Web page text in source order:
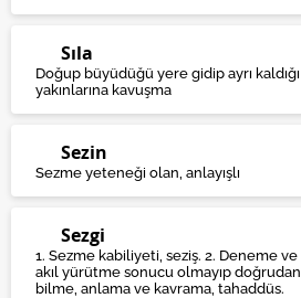
Sıla
Doğup büyüdüğü yere gidip ayrı kaldığı
yakınlarına kavuşma
Sezin
Sezme yeteneği olan, anlayışlı
Sezgi
1. Sezme kabiliyeti, seziş. 2. Deneme ve
akıl yürütme sonucu olmayıp doğrudan
bilme, anlama ve kavrama, tahaddüs.